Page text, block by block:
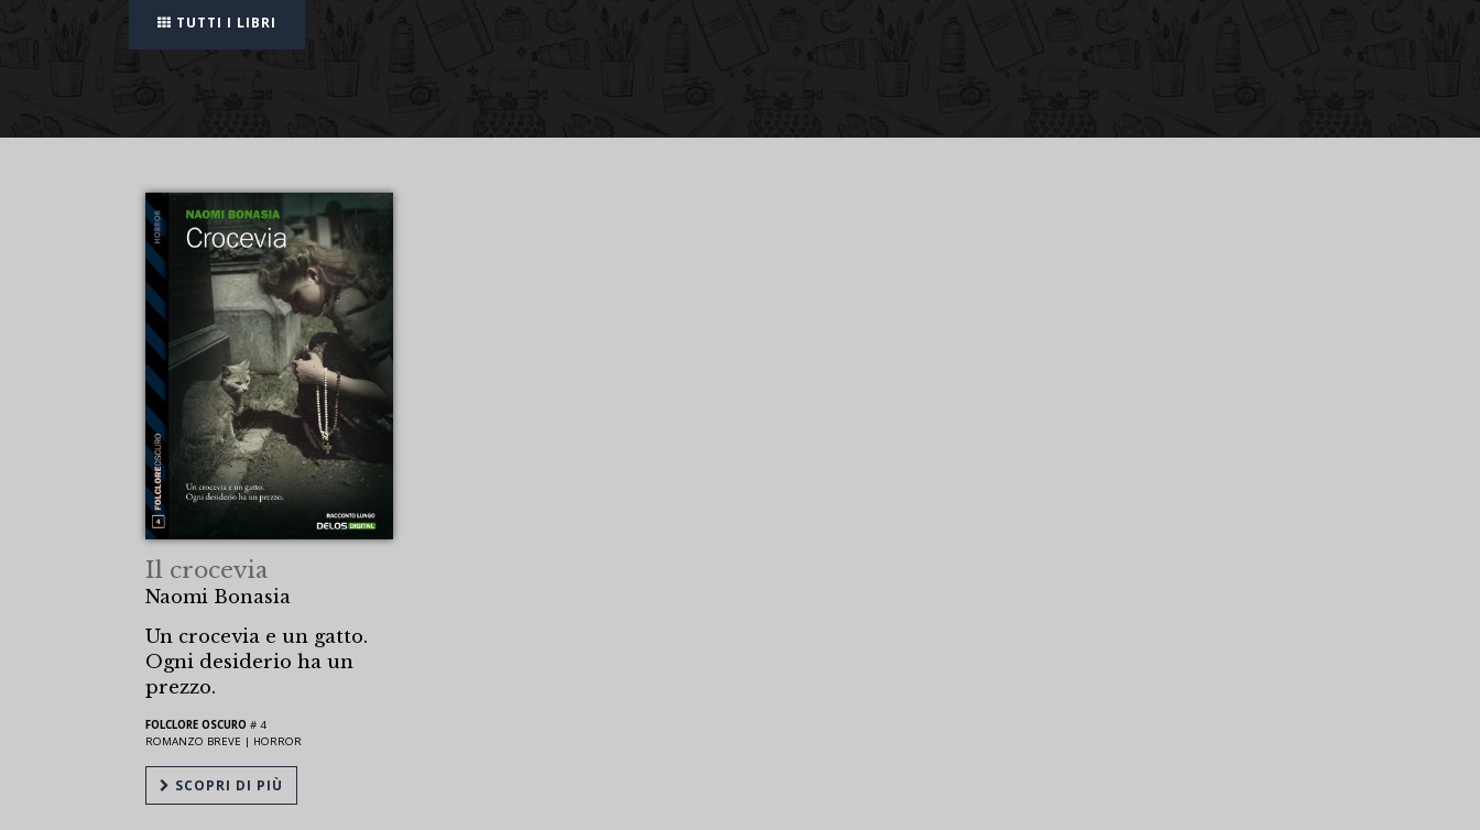
TUTTI I LIBRI
Il crocevia
Naomi Bonasia
Un crocevia e un gatto.
Ogni desiderio ha un
prezzo.
FOLCLORE OSCURO # 4
ROMANZO BREVE | HORROR
SCOPRI DI PIÙ